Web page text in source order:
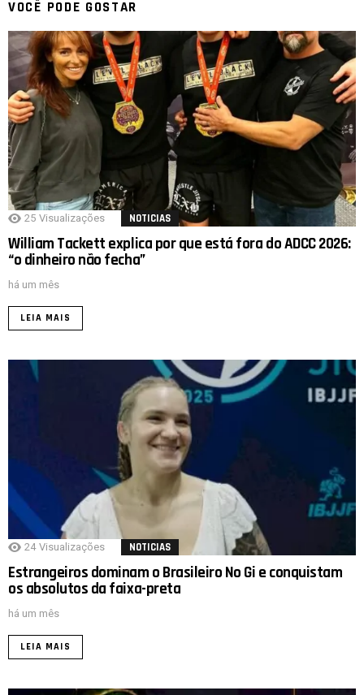
VOCÊ PODE GOSTAR
25 Visualizações NOTICIAS
William Tackett explica por que está fora do ADCC 2026:
“o dinheiro não fecha”
há um mês
LEIA MAIS
24 Visualizações NOTICIAS
Estrangeiros dominam o Brasileiro No Gi e conquistam
os absolutos da faixa-preta
há um mês
LEIA MAIS